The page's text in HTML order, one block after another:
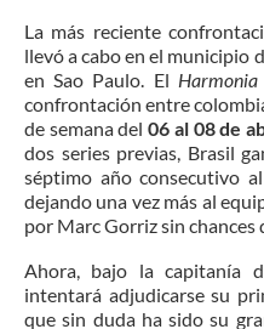
La más reciente
llevó a cabo en el municipio
en Sao Paulo. El Harmonia
confrontación entre
de semana del06 al 08 de
dos series previas, Brasil
séptimo año consecutivo al
dejando una vez más al
por Marc Gorriz sin chances
Ahora, bajo la capitanía
intentará adjudicarse su
que sin duda ha sido su